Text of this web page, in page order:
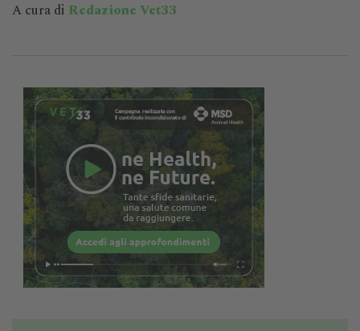
A cura di Redazione Vet33